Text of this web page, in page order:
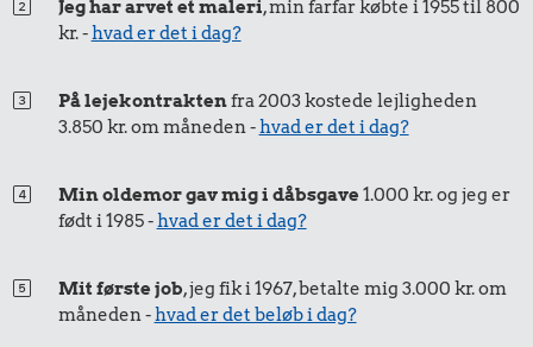
Jeg har arvet et maleri, min farfar købte i 1955 til 800
kr. -hvad er det i dag?
På lejekontraktenfra 2003 kostede lejligheden
3.850 kr. om måneden -hvad er det i dag?
Min oldemor gav mig i dåbsgave1.000 kr. og jeg er
født i 1985 -hvad er det i dag?
Mit første job, jeg fik i 1967, betalte mig 3.000 kr. om
måneden -hvad er det beløb i dag?